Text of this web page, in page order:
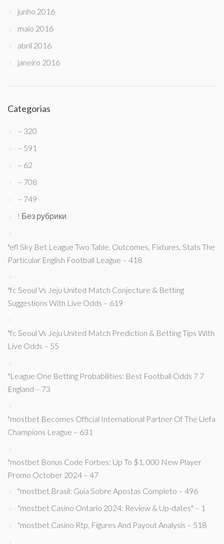
junho 2016
maio 2016
abril 2016
janeiro 2016
Categorias
– 320
– 591
– 62
– 708
– 749
! Без рубрики
"efl Sky Bet League Two Table, Outcomes, Fixtures, Stats The
Particular English Football League – 418
"fc Seoul Vs Jeju United Match Conjecture & Betting
Suggestions With Live Odds – 619
"fc Seoul Vs Jeju United Match Prediction & Betting Tips With
Live Odds – 55
"League One Betting Probabilities: Best Football Odds 7 7
England – 73
"mostbet Becomes Official International Partner Of The Uefa
Champions League – 631
"mostbet Bonus Code Forbes: Up To $1, 000 New Player
Promo October 2024 – 47
"mostbet Brasil: Guia Sobre Apostas Completo – 496
"mostbet Casino Ontario 2024: Review & Up-dates" – 1
"mostbet Casino Rtp, Figures And Payout Analysis – 518